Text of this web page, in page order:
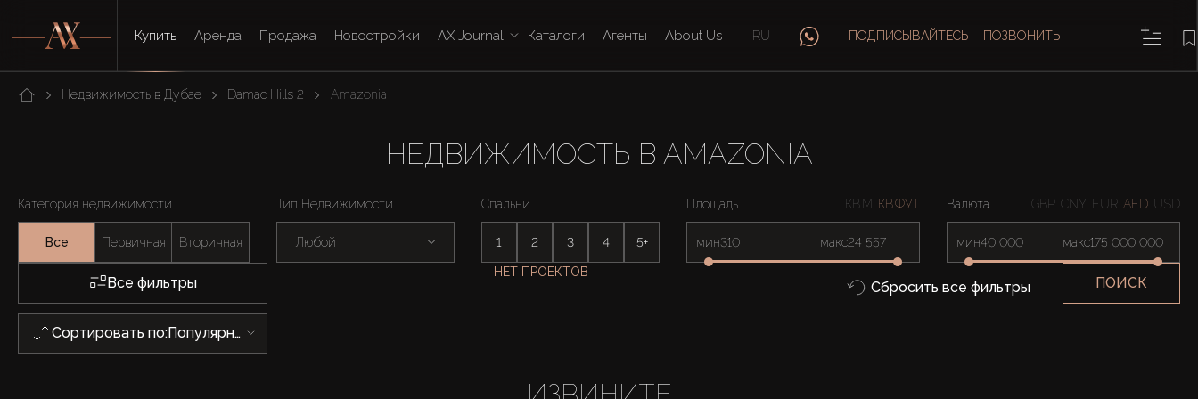
Купить Аренда Продажа Новостройки AX Journal Каталоги Агенты About Us RU ПОДПИСЫВАЙТЕСЬ ПОЗВОНИТЬ
Недвижимость в Дубае Damac Hills 2 Amazonia
НЕДВИЖИМОСТЬ В AMAZONIA
Категория недвижимости
Все Первичная Вторичная
Тип Недвижимости
Любой
Спальни
1 2 3 4 5+
Площадь КВ.М КВ.ФУТ
мин макс
Валюта GBP CNY EUR AED USD
мин макс
Все фильтры
НЕТ ПРОЕКТОВ
Сбросить все фильтры ПОИСК
Сортировать по: Популярности